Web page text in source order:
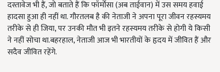
दस्तावेज भी हैं, जो बताते हैं कि फॉर्मोसा (अब ताईवान) में उस समय हवाई
हादसा हुआ ही नहीं था. गौरतलब है की नेताजी ने अपना पूरा जीवन रहस्यमय
तरीके से ही जिया, पर उनकी मौत भी इतने रहस्यमय तरीके से होगी ये किसी
ने नहीं सोचा था.बहरहाल, नेताजी आज भी भारतीयों के हृदय में जीवित हैं और
सदैव जीवित रहेंगे.